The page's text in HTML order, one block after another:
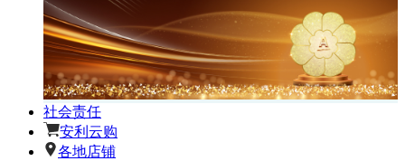
社会责任
安利云购
各地店铺